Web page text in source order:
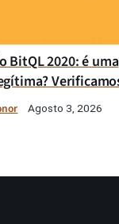
BitQL 2020: é uma
Agosto 3, 2026